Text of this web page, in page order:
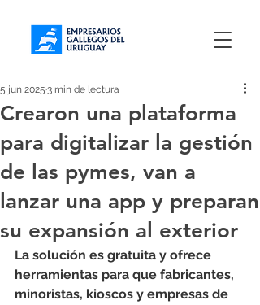
Crearon una plataforma
para digitalizar la gestión
de las pymes, van a
lanzar una app y preparan
su expansión al exterior
5 jun 2025 3 min de lectura
La solución es gratuita y ofrece
herramientas para que fabricantes,
minoristas, kioscos y empresas de